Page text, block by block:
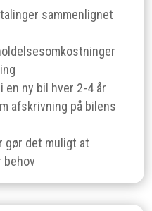
sammenlignet
en ny bil hver 2-4 år
afskrivning på bilens
gør det muligt at